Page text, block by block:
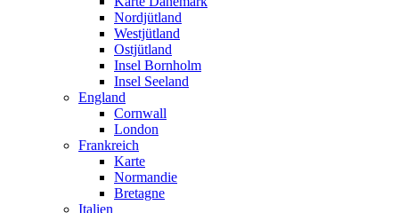
Nordjütland
Westjütland
Ostjütland
Insel Bornholm
Insel Seeland
England
Cornwall
London
Frankreich
Karte
Normandie
Bretagne
Italien